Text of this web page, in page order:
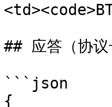
## 应答（协议
```json
{